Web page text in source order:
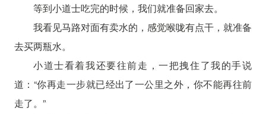
等到小道士吃完的时候，我们就准备回家去。
我看见马路对面有卖水的，感觉喉咙有点干，就准备
去买两瓶水。
小道士看着我还要往前走，一把拽住了我的手说
道：“你再走一步就已经出了一公里之外，你不能再往前
走了。”